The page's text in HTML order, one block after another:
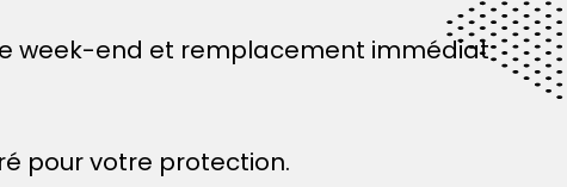
week-end et remplacement immédiat
pour votre protection.